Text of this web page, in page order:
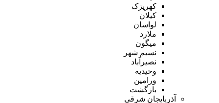
کهریزک
کیلان
لواسان
ملارد
میگون
نسیم شهر
نصیرآباد
وحیدیه
ورامین
بازگشت
آذربایجان شرقی